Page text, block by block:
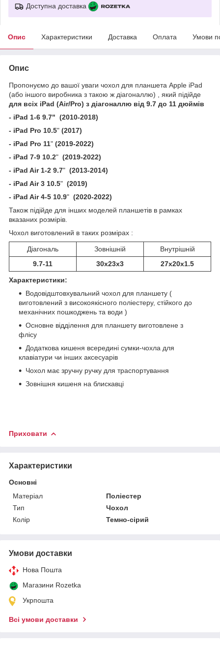
Доступна доставка
Опис Характеристики Доставка Оплата Умови
Опис
Пропонуємо до вашої уваги чохол для планшета Apple iPad
(або іншого виробника з такою ж діагоналлю) , який підійде
для всіх iPad (Air/Pro) з діагоналлю від 9.7 до 11 дюймів
- iPad 1-6 9.7" (2010-2018)
- iPad Pro 10.5" (2017)
- iPad Pro 11" (2019-2022)
- iPad 7-9 10.2" (2019-2022)
- iPad Air 1-2 9.7" (2013-2014)
- iPad Air 3 10.5" (2019)
- iPad Air 4-5 10.9" (2020-2022)
Також підійде для інших моделей планшетів в рамках
вказаних розмірів.
Чохол виготовлений в таких розмірах :
Діагональ Зовнішній
Внутрішній
9.7-11
30х23х3 27x20x1.5
Характеристики:
Водовідштовхувальний чохол для планшету (
виготовлений з високоякісного поліестеру, стійкого до
механічних пошкоджень та води )
Основне відділення для планшету виготовлене з
флісу
Додаткова кишеня всередині сумки-чохла для
клавіатури чи інших аксесуарів
Чохол має зручну ручку для траспортування
Зовнішня кишеня на блискавці
Приховати
Характеристики
Основні
Матеріал
Поліестер
Тип
Чохол
Колір
Темно-сірий
Умови доставки
Нова Пошта
Магазини Rozetka
Укрпошта
Всі умови доставки